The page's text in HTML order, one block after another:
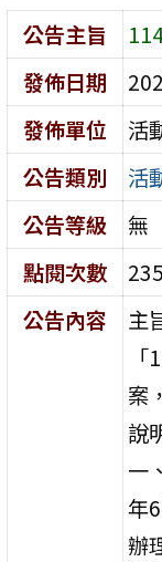
公告主旨
發佈日期
發佈單位
活
公告類別
活
公告等級
無
點閱次數
235
公告內容
主
案
說
一
年
辦